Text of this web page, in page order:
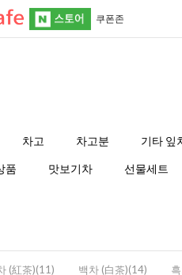
쿠폰존
차고 차고분 기타 잎
품 맛보기차 선물세트
(紅茶)(11) 백차 (白茶)(14)